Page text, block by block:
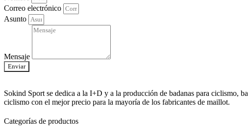
Correo electrónico
Asunto
Mensaje
Enviar
Sokind Sport se dedica a la I+D y a la producción de badanas para ciclismo,
ciclismo con el mejor precio para la mayoría de los fabricantes de maillot.
Categorías de productos